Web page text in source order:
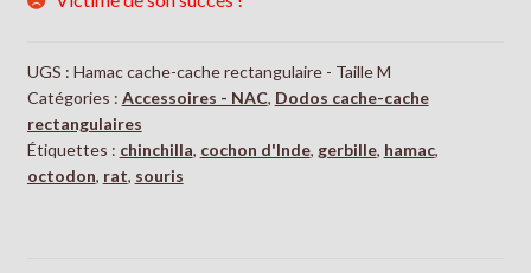
UGS : Hamac cache-cache rectangulaire - Taille M
Catégories : Accessoires - NAC, Dodos cache-cache
rectangulaires
Étiquettes : chinchilla, cochon d'Inde, gerbille, hamac,
octodon, rat, souris